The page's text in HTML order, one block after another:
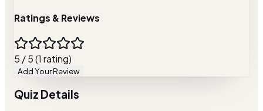
Ratings & Reviews
5 / 5 (1 rating)
Add Your Review
Quiz Details